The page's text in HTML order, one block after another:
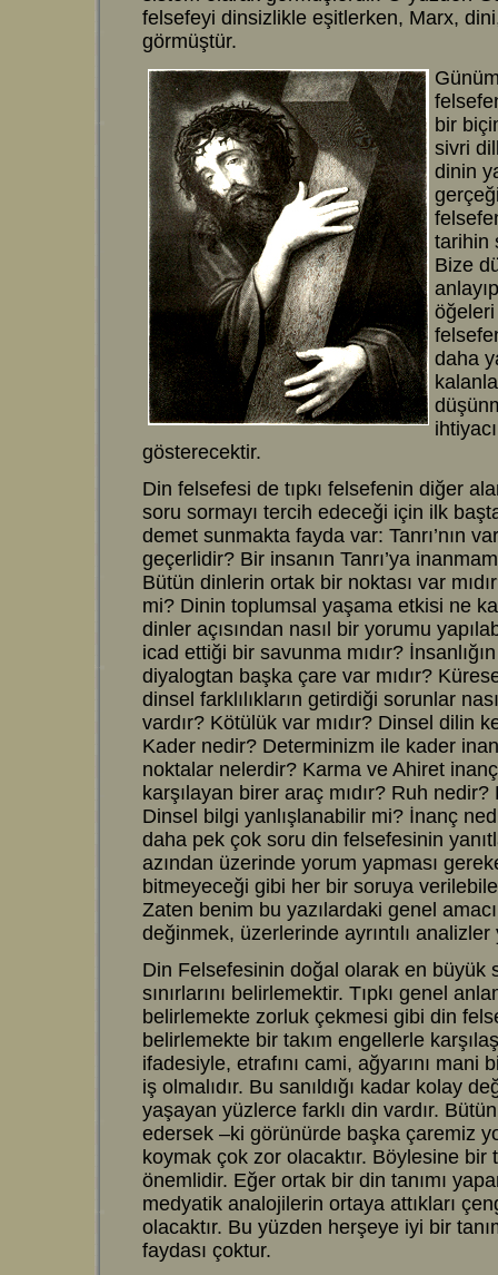
felsefeyi dinsizlikle eşitlerken, Marx,
görmüştür.
bir
sivri
dinin
tarihin
Bize
daha
gösterecektir.
Din felsefesi de tıpkı felsefenin diğer
soru sormayı tercih edeceği için ilk
demet sunmakta fayda var: Tanrı’nın
geçerlidir? Bir insanın Tanrı’ya
Bütün dinlerin ortak bir noktası var
mi? Dinin toplumsal yaşama etkisi ne
dinler açısından nasıl bir yorumu
icad ettiği bir savunma mıdır?
diyalogtan başka çare var mıdır?
dinsel farklılıkların getirdiği sorunlar
vardır? Kötülük var mıdır? Dinsel dilin
Kader nedir? Determinizm ile kader
noktalar nelerdir? Karma ve Ahiret
karşılayan birer araç mıdır? Ruh
Dinsel bilgi yanlışlanabilir mi? İnanç
daha pek çok soru din felsefesinin
azından üzerinde yorum yapması
bitmeyeceği gibi her bir soruya
Zaten benim bu yazılardaki genel
değinmek, üzerlerinde ayrıntılı analizler
Din Felsefesinin doğal olarak en büyük
sınırlarını belirlemektir. Tıpkı genel
belirlemekte zorluk çekmesi gibi din
belirlemekte bir takım engellerle
ifadesiyle, etrafını cami, ağyarını mani
iş olmalıdır. Bu sanıldığı kadar kolay
yaşayan yüzlerce farklı din vardır.
edersek –ki görünürde başka çaremiz
koymak çok zor olacaktır. Böylesine bir
önemlidir. Eğer ortak bir din tanımı
medyatik analojilerin ortaya attıkları
olacaktır. Bu yüzden herşeye iyi bir
faydası çoktur.